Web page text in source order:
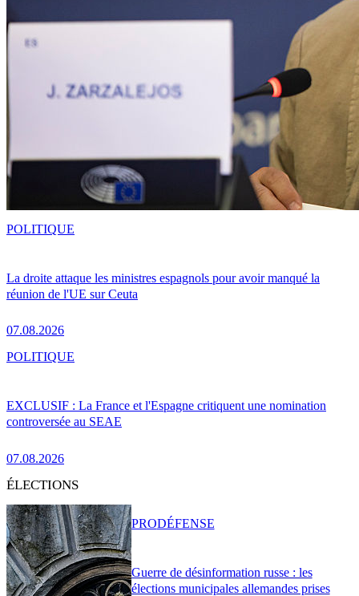
La droite attaque les ministres espagnols pour avoir manqué la
réunion de l'UE sur Ceuta
07.08.2026
POLITIQUE
EXCLUSIF : La France et l'Espagne critiquent une nomination
controversée au SEAE
07.08.2026
POLITIQUE
ÉLECTIONS
Guerre de désinformation russe : les
élections municipales allemandes prises
PRODÉFENSE